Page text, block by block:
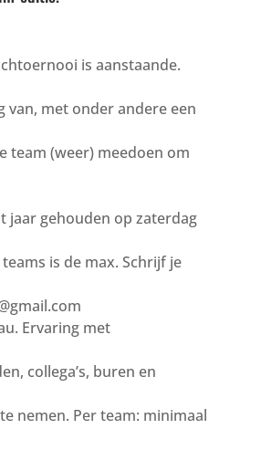
is aanstaande.
van, met onder andere een
team (weer) meedoen om
jaar gehouden op zaterdag
is de max. Schrijf je
Ervaring met
collega’s, buren en
nemen. Per team: minimaal